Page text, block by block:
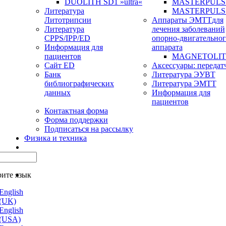
DUOLITH SD1 »ultra«
Литература
Литотрипсии
Литература
CPPS/IPP/ED
Информация для
пациентов
Сайт ED
Банк
библиографических
данных
Аппараты ЭМТТдля
лечения заболеваний
опорно-
аппарата
Аксессуары:
Литература ЭУВТ
Литература ЭМТТ
Информация для
пациентов
Контактная форма
Форма поддержки
Подписаться на рассылку
Физика и техника
язык